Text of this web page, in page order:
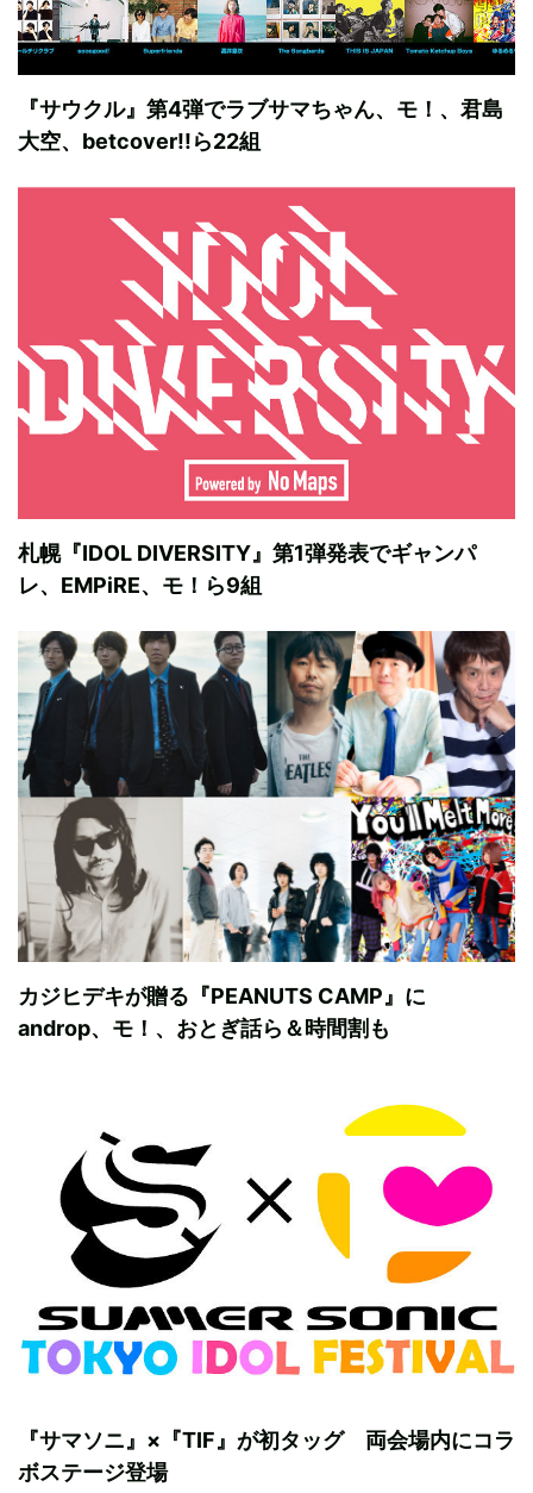
『サウクル』第4弾でラブサマちゃん、モ！、君島
大空、betcover!!ら22組
札幌『IDOL DIVERSITY』第1弾発表でギャンパ
レ、EMPiRE、モ！ら9組
カジヒデキが贈る『PEANUTS CAMP』に
androp、モ！、おとぎ話ら＆時間割も
『サマソニ』×『TIF』が初タッグ 両会場内にコラ
ボステージ登場